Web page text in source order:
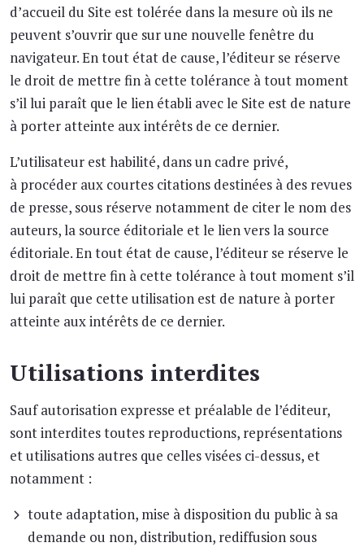
d’accueil du Site est tolérée dans la mesure où ils ne
peuvent s’ouvrir que sur une nouvelle fenêtre du
navigateur. En tout état de cause, l’éditeur se réserve
le droit de mettre fin à cette tolérance à tout moment
s’il lui paraît que le lien établi avec le Site est de nature
à porter atteinte aux intérêts de ce dernier.
L’utilisateur est habilité, dans un cadre privé,
à procéder aux courtes citations destinées à des revues
de presse, sous réserve notamment de citer le nom des
auteurs, la source éditoriale et le lien vers la source
éditoriale. En tout état de cause, l’éditeur se réserve le
droit de mettre fin à cette tolérance à tout moment s’il
lui paraît que cette utilisation est de nature à porter
atteinte aux intérêts de ce dernier.
Utilisations interdites
Sauf autorisation expresse et préalable de l’éditeur,
sont interdites toutes reproductions, représentations
et utilisations autres que celles visées ci-dessus, et
notamment :
toute adaptation, mise à disposition du public à sa
demande ou non, distribution, rediffusion sous